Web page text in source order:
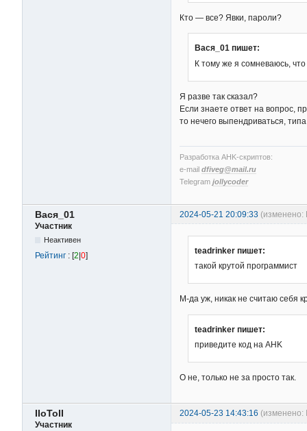
Кто — все? Явки, пароли?
Вася_01 пишет:
К тому же я сомневаюсь,
Я разве так сказал?
Если знаете ответ на вопрос,
то нечего выпендриваться,
Разработка AHK-скриптов:
e-mail dfiveg@mail.ru
Telegram jollycoder
Вася_01 2024-05-21 20:09:33 (изменено:
Участник
Неактивен
Рейтинг : [2|0]
teadrinker пишет:
такой крутой программист
М-да уж, никак не считаю себя
teadrinker пишет:
приведите код на AHK
О не, только не за просто так.
IIoToII 2024-05-23 14:43:16 (изменено:
Участник